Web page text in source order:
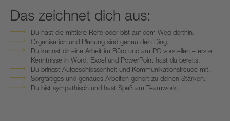
Das zeichnet dich aus:
Du hast die mittlere Reife oder bist auf dem Weg dorthin.
Organisation und Planung sind genau dein Ding.
Du kannst dir eine Arbeit im Büro und am PC vorstellen – erste
Kenntnisse in Word, Excel und PowerPoint hast du bereits.
Du bringst Aufgeschlossenheit und Kommunikationsfreude mit.
Sorgfältiges und genaues Arbeiten gehört zu deinen Stärken.
Du bist sympathisch und hast Spaß am Teamwork.